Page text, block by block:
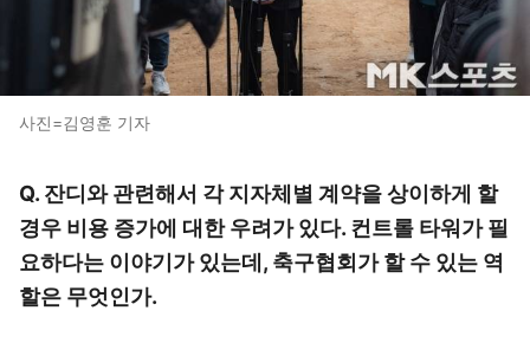
사진=김영훈 기자
Q. 잔디와 관련해서 각 지자체별 계약을 상이하게 할
경우 비용 증가에 대한 우려가 있다. 컨트롤 타워가 필
요하다는 이야기가 있는데, 축구협회가 할 수 있는 역
할은 무엇인가.